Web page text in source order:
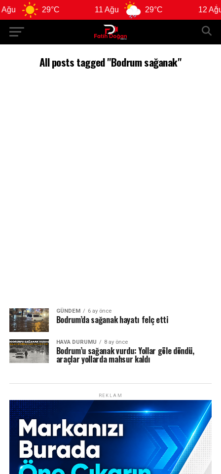
29°C 11 Ağu 29°C 12 Ağu
All posts tagged "Bodrum sağanak"
GÜNDEM 6 ay önce
Bodrum’da sağanak hayatı felç etti
HAVA DURUMU 8 ay önce
Bodrum’u sağanak vurdu: Yollar göle döndü,
araçlar yollarda mahsur kaldı
REKLAM